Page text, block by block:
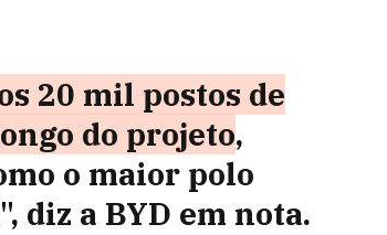
20 mil postos de
do projeto,
o maior polo
diz a BYD em nota.